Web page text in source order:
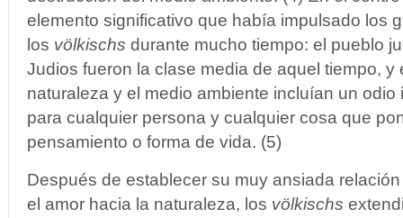
elemento significativo que había impulsado los
los völkischs durante mucho tiempo: el pueblo
Judios fueron la clase media de aquel tiempo, y
naturaleza y el medio ambiente incluían un
para cualquier persona y cualquier cosa que
pensamiento o forma de vida. (5)
Después de establecer su muy ansiada
el amor hacia la naturaleza, los völkischs